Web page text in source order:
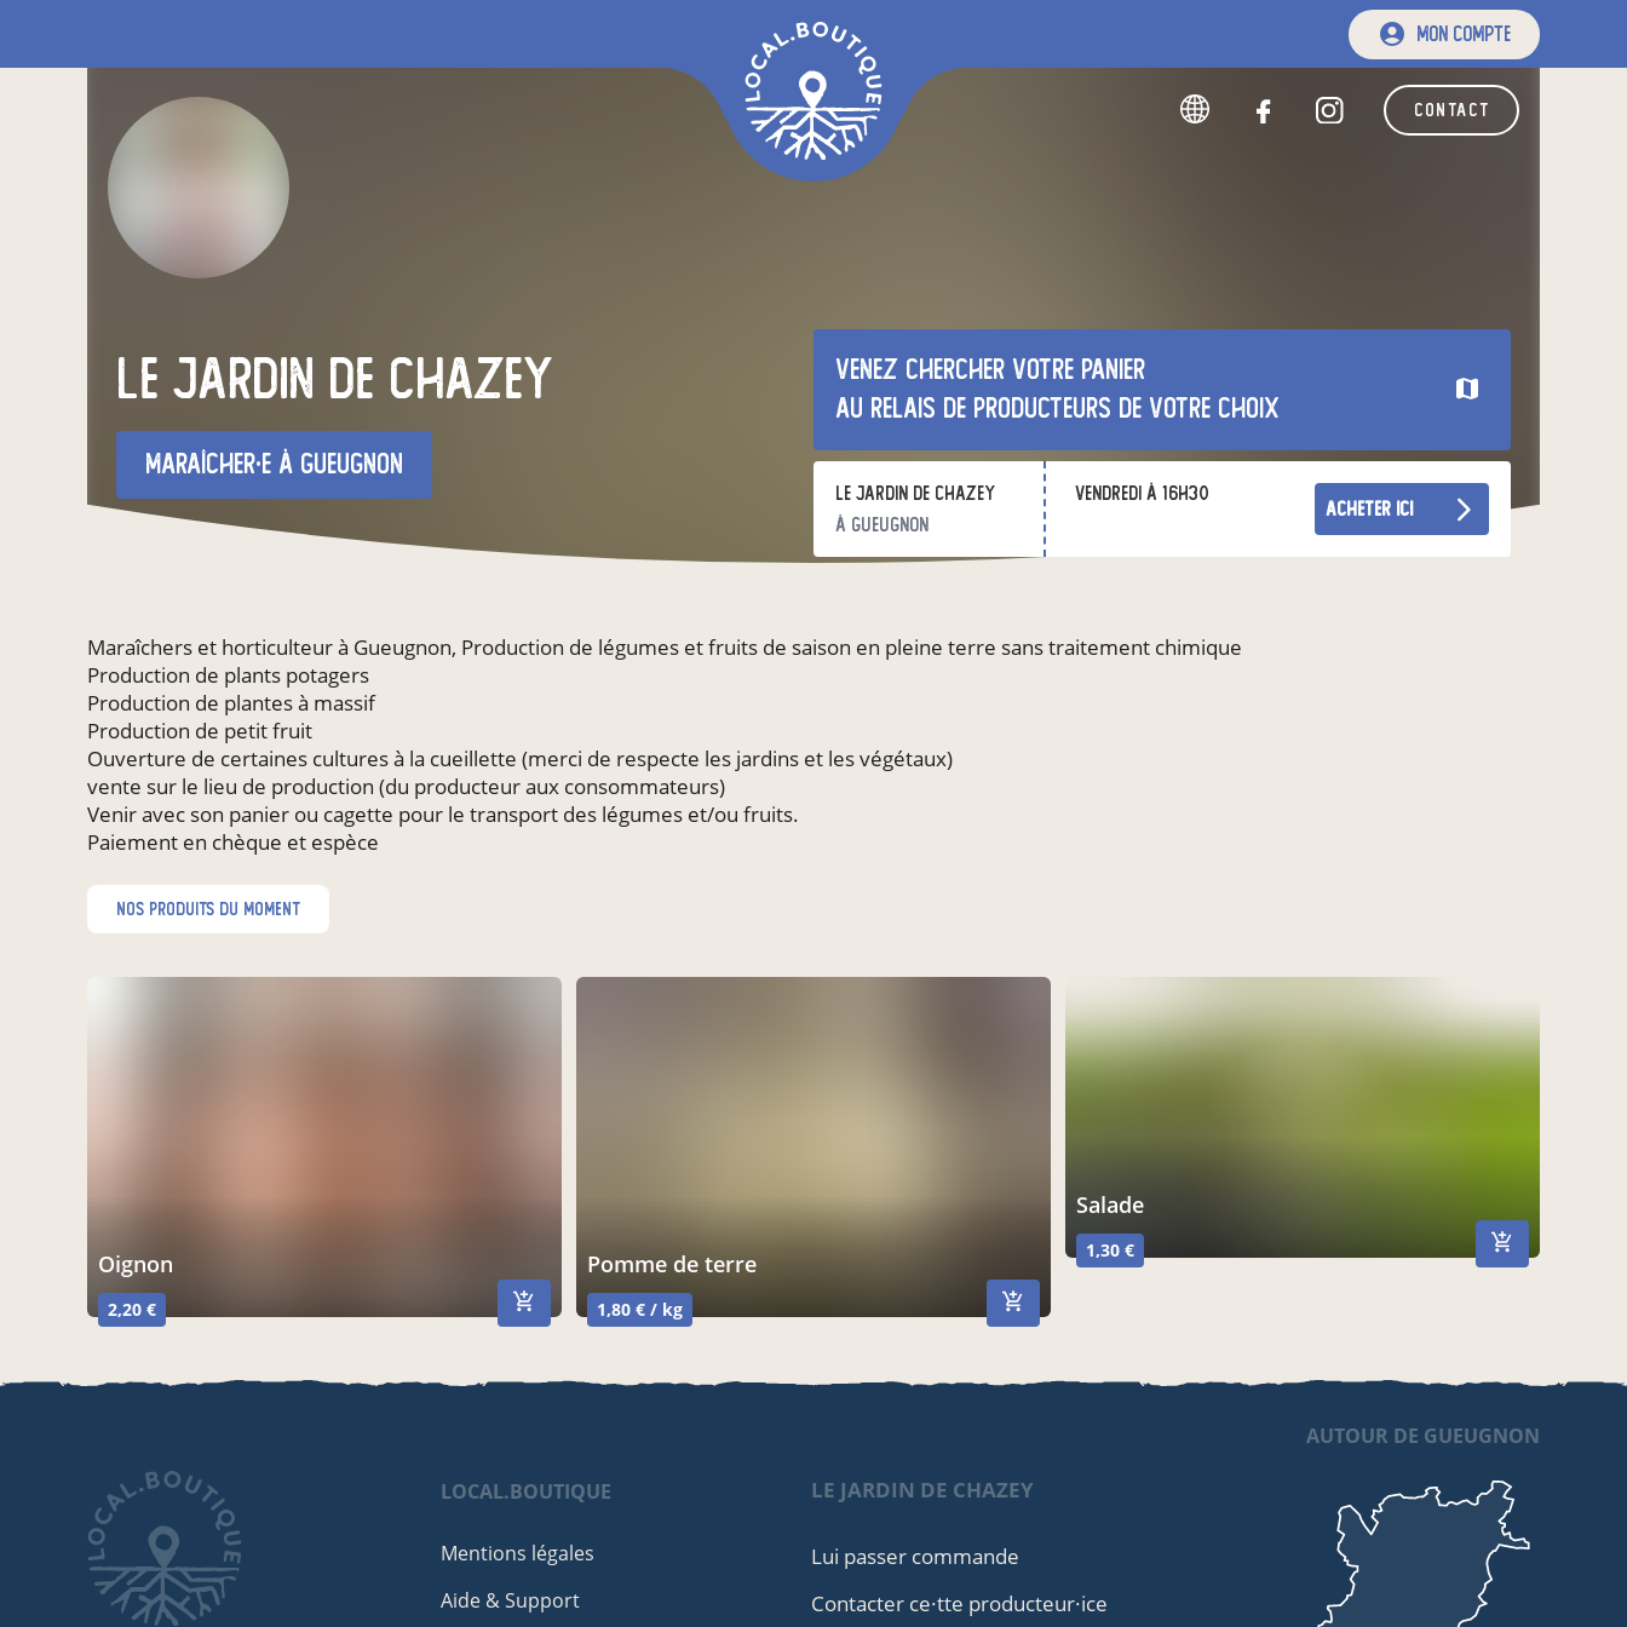
mon compte
contact
le jardin de chazey
maraîcher·e à Gueugnon
Venez chercher votre panier
au relais de producteurs de votre choix
Le Jardin de Chazey
à Gueugnon
vendredi à 16h30
acheter ici
Maraîchers et horticulteur à Gueugnon, Production de légumes et fruits de saison en pleine terre sans traitement chimique
Production de plants potagers
Production de plantes à massif
Production de petit fruit
Ouverture de certaines cultures à la cueillette (merci de respecte les jardins et les végétaux)
vente sur le lieu de production (du producteur aux consommateurs)
Venir avec son panier ou cagette pour le transport des légumes et/ou fruits.
Paiement en chèque et espèce
nos produits du moment
oignon
2,20 €
pomme de terre
1,80 € / kg
salade
1,30 €
LOCAL.BOUTIQUE
Mentions légales
Aide & Support
LE JARDIN DE CHAZEY
Lui passer commande
Contacter ce·tte producteur·ice
AUTOUR DE GUEUGNON